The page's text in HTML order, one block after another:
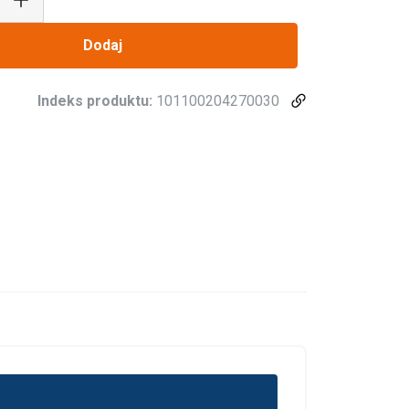
Dodaj
Indeks produktu: 101100204270030